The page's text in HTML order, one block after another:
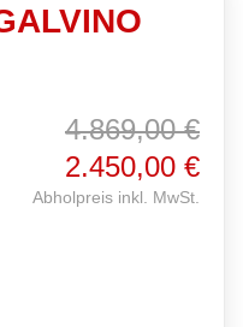
4.869,00 €
2.450,00 €
Abholpreis inkl. MwSt.